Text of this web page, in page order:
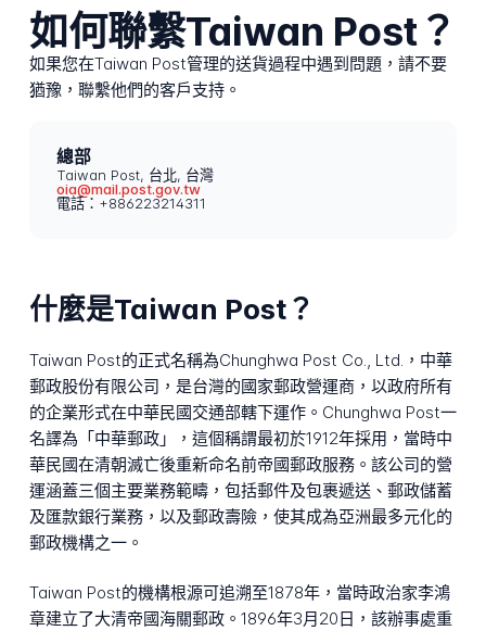
如何聯繫Taiwan Post？
如果您在Taiwan Post管理的送貨過程中遇到問題，請不要
猶豫，聯繫他們的客戶支持。
總部
Taiwan Post, 台北, 台灣
oia@mail.post.gov.tw
電話：+886223214311
什麼是Taiwan Post？
Taiwan Post的正式名稱為Chunghwa Post Co., Ltd.，中華
郵政股份有限公司，是台灣的國家郵政營運商，以政府所有
的企業形式在中華民國交通部轄下運作。Chunghwa Post一
名譯為「中華郵政」，這個稱謂最初於1912年採用，當時中
華民國在清朝滅亡後重新命名前帝國郵政服務。該公司的營
運涵蓋三個主要業務範疇，包括郵件及包裹遞送、郵政儲蓄
及匯款銀行業務，以及郵政壽險，使其成為亞洲最多元化的
郵政機構之一。
Taiwan Post的機構根源可追溯至1878年，當時政治家李鴻
章建立了大清帝國海關郵政。1896年3月20日，該辦事處重